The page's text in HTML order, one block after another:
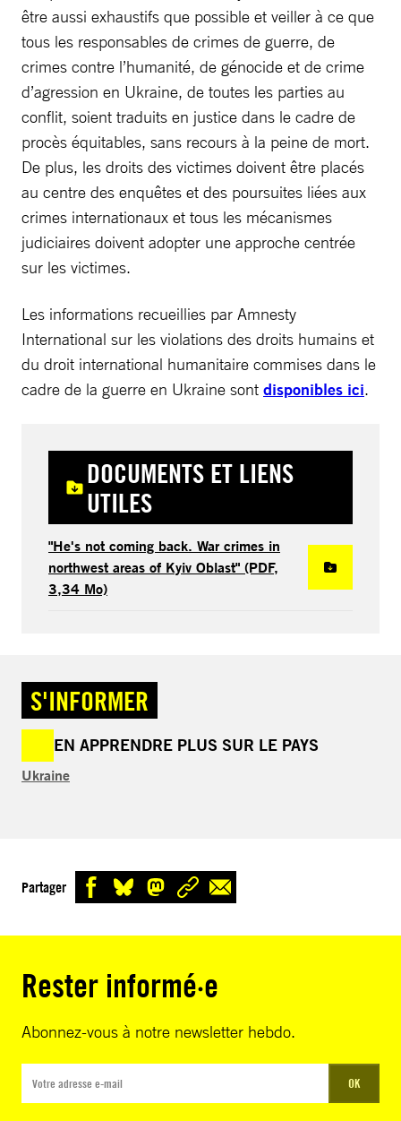
être aussi exhaustifs que possible et veiller à ce que
tous les responsables de crimes de guerre, de
crimes contre l’humanité, de génocide et de crime
d’agression en Ukraine, de toutes les parties au
conflit, soient traduits en justice dans le cadre de
procès équitables, sans recours à la peine de mort.
De plus, les droits des victimes doivent être placés
au centre des enquêtes et des poursuites liées aux
crimes internationaux et tous les mécanismes
judiciaires doivent adopter une approche centrée
sur les victimes.
Les informations recueillies par Amnesty
International sur les violations des droits humains et
du droit international humanitaire commises dans le
cadre de la guerre en Ukraine sont disponibles ici.
DOCUMENTS ET LIENS
UTILES
"He's not coming back. War crimes in
northwest areas of Kyiv Oblast" (PDF,
3,34 Mo)
S'INFORMER
EN APPRENDRE PLUS SUR LE PAYS
Ukraine
Partager
Rester informé·e
Abonnez-vous à notre newsletter hebdo.
OK